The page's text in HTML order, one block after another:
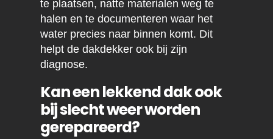
te plaatsen, natte materialen weg te
halen en te documenteren waar het
water precies naar binnen komt. Dit
helpt de dakdekker ook bij zijn
diagnose.
Kan een lekkend dak ook
bij slecht weer worden
gerepareerd?